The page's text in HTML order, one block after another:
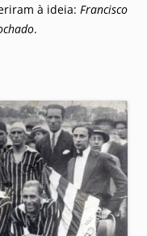
à ideia: Francisco
.